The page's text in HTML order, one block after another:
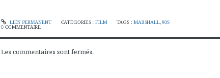
LIEN PERMANENT CATÉGORIES : FILM TAGS :MARSHALL,90S
0 COMMENTAIRE
Les commentaires sont fermés.